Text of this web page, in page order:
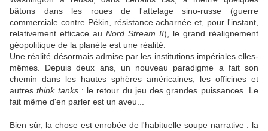
bâtons dans les roues de l'attelage sino-russe (guerre
commerciale contre Pékin, résistance acharnée et, pour l'instant,
relativement efficace au Nord Stream II), le grand réalignement
géopolitique de la planète est une réalité.
Une réalité désormais admise par les institutions impériales elles-
mêmes. Depuis deux ans, un nouveau paradigme a fait son
chemin dans les hautes sphères américaines, les officines et
autresthink tanks: le retour du jeu des grandes puissances. Le
fait même d'en parler est un aveu...
Bien sûr, la chose est enrobée de l'habituelle soupe narrative : la